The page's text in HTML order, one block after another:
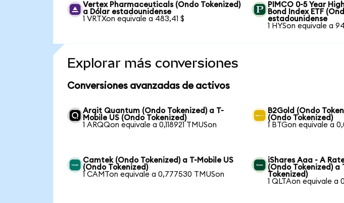
Vertex Pharmaceuticals (Ondo Tokenized)
a Dólar estadounidense
1 VRTXon equivale a 483,41 $
PIMCO 0-5 Year
Bond Index ETF
estadounidense
1 HYSon equivale a
Explorar más conversiones
Conversiones avanzadas de activos
Arqit Quantum (Ondo Tokenized) a T-
Mobile US (Ondo Tokenized)
1 ARQQon equivale a 0,118921 TMUSon
B2Gold (Ondo
(Ondo Tokenized)
1 BTGon equivale a
Camtek (Ondo Tokenized) a T-Mobile US
(Ondo Tokenized)
1 CAMTon equivale a 0,777530 TMUSon
iShares Aaa - A
(Ondo Tokenized) a
Tokenized)
1 QLTAon equivale a